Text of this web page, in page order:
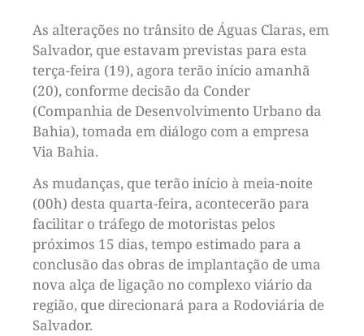
As alterações no trânsito de Águas Claras, em
Salvador, que estavam previstas para esta
terça-feira (19), agora terão início amanhã
(20), conforme decisão da Conder
(Companhia de Desenvolvimento Urbano da
Bahia), tomada em diálogo com a empresa
Via Bahia.
As mudanças, que terão início à meia-noite
(00h) desta quarta-feira, acontecerão para
facilitar o tráfego de motoristas pelos
próximos 15 dias, tempo estimado para a
conclusão das obras de implantação de uma
nova alça de ligação no complexo viário da
região, que direcionará para a Rodoviária de
Salvador.